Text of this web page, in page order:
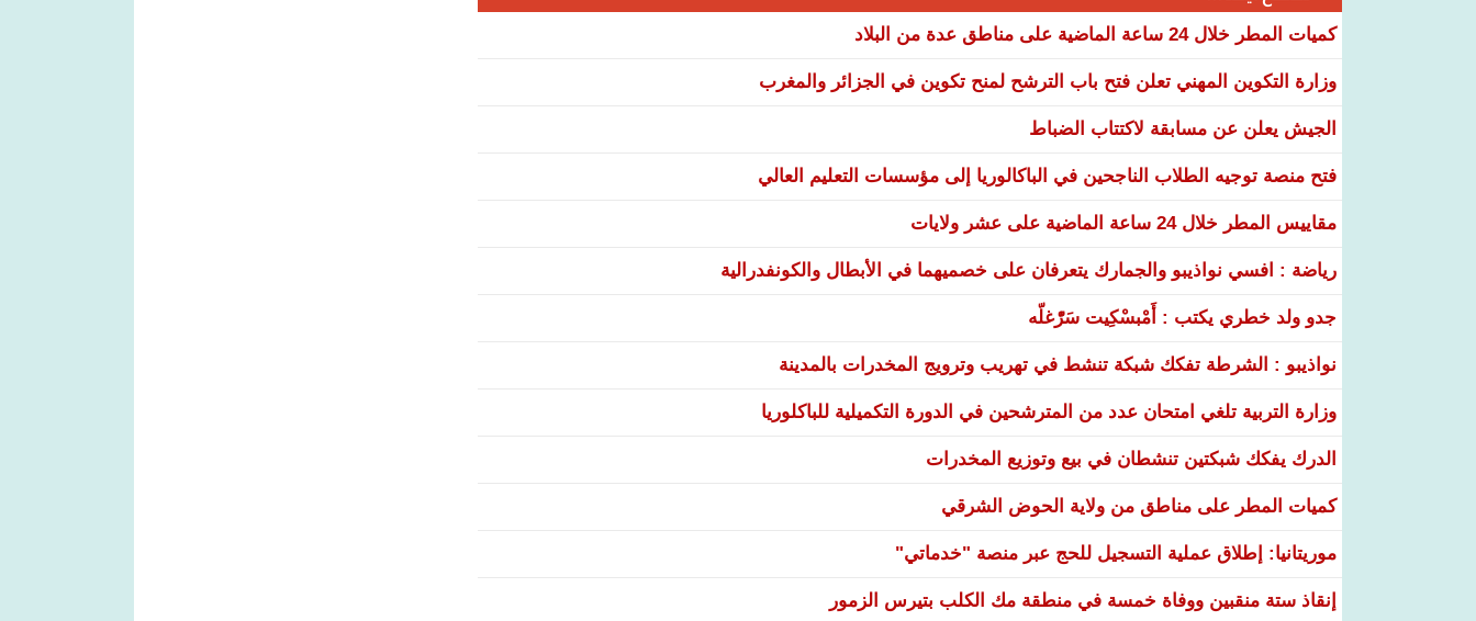
كميات المطر خلال 24 ساعة الماضية على مناطق عدة من البلاد
وزارة التكوين المهني تعلن فتح باب الترشح لمنح تكوين في الجزائر والمغرب
الجيش يعلن عن مسابقة لاكتتاب الضباط
فتح منصة توجيه الطلاب الناجحين في الباكالوريا إلى مؤسسات التعليم العالي
مقاييس المطر خلال 24 ساعة الماضية على عشر ولايات
رياضة : افسي نواذيبو والجمارك يتعرفان على خصميهما في الأبطال والكونفدرالية
جدو ولد خطري يكتب : أَمْبسْكِيت سَرّْغلّه
نواذيبو : الشرطة تفكك شبكة تنشط في تهريب وترويج المخدرات بالمدينة
وزارة التربية تلغي امتحان عدد من المترشحين في الدورة التكميلية للباكلوريا
الدرك يفكك شبكتين تنشطان في بيع وتوزيع المخدرات
كميات المطر على مناطق من ولاية الحوض الشرقي
موريتانيا: إطلاق عملية التسجيل للحج عبر منصة "خدماتي"
إنقاذ ستة منقبين ووفاة خمسة في منطقة مك الكلب بتيرس الزمور